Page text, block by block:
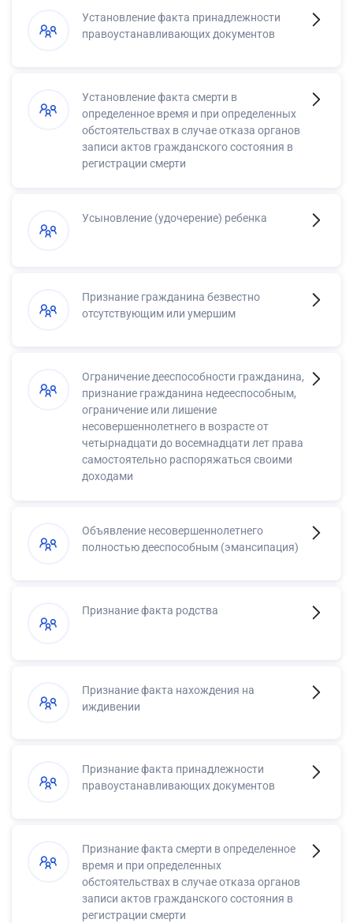
Установление факта принадлежности
правоустанавливающих документов
Установление факта смерти в
определенное время и при определенных
обстоятельствах в случае отказа органов
записи актов гражданского состояния в
регистрации смерти
Усыновление (удочерение) ребенка
Признание гражданина безвестно
отсутствующим или умершим
Ограничение дееспособности гражданина,
признание гражданина недееспособным,
ограничение или лишение
несовершеннолетнего в возрасте от
четырнадцати до восемнадцати лет права
самостоятельно распоряжаться своими
доходами
Объявление несовершеннолетнего
полностью дееспособным (эмансипация)
Признание факта родства
Признание факта нахождения на
иждивении
Признание факта принадлежности
правоустанавливающих документов
Признание факта смерти в определенное
время и при определенных
обстоятельствах в случае отказа органов
записи актов гражданского состояния в
регистрации смерти